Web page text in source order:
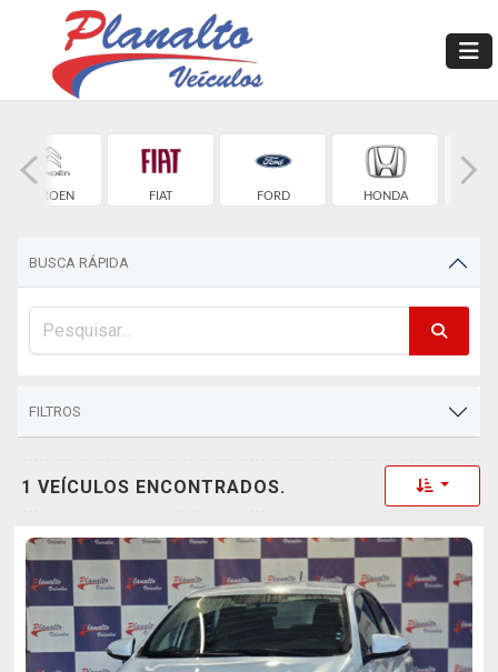
CITROEN FIAT FORD HONDA
BUSCA RÁPIDA
FILTROS
1 VEÍCULOS ENCONTRADOS. Toggle